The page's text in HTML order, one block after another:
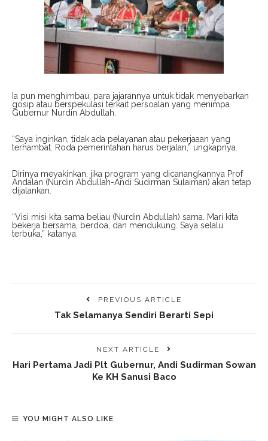
Ia pun menghimbau, para jajarannya untuk tidak menyebarkan
gosip atau berspekulasi terkait persoalan yang menimpa
Gubernur Nurdin Abdullah.
“Saya inginkan, tidak ada pelayanan atau pekerjaaan yang
terhambat. Roda pemerintahan harus berjalan,” ungkapnya.
Dirinya meyakinkan, jika program yang dicanangkannya Prof
Andalan (Nurdin Abdullah-Andi Sudirman Sulaiman) akan tetap
dijalankan.
“Visi misi kita sama beliau (Nurdin Abdullah) sama. Mari kita
bekerja bersama, berdoa, dan mendukung. Saya selalu
terbuka,” katanya.
PREVIOUS ARTICLE
Tak Selamanya Sendiri Berarti Sepi
NEXT ARTICLE
Hari Pertama Jadi Plt Gubernur, Andi Sudirman Sowan
Ke KH Sanusi Baco
YOU MIGHT ALSO LIKE